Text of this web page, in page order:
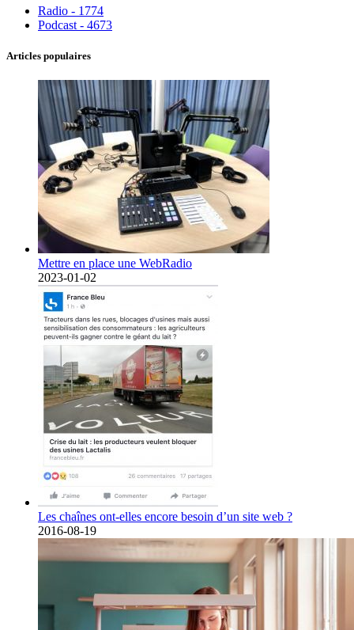
Radio - 1774
Podcast - 4673
Articles populaires
Mettre en place une WebRadio
2023-01-02
Les chaînes ont-elles encore besoin d’un site web ?
2016-08-19